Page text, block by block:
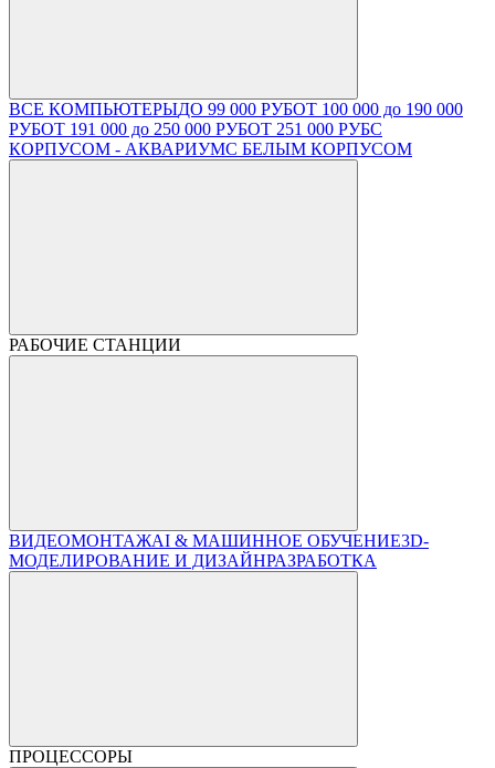
ВСЕ КОМПЬЮТЕРЫДО 99 000 РУБОТ 100 000 до 190 000
РУБОТ 191 000 до 250 000 РУБОТ 251 000 РУБС
КОРПУСОМ - АКВАРИУМС БЕЛЫМ КОРПУСОМ
РАБОЧИЕ СТАНЦИИ
ВИДЕОМОНТАЖAI & МАШИННОЕ ОБУЧЕНИЕ3D-
МОДЕЛИРОВАНИЕ И ДИЗАЙНРАЗРАБОТКА
ПРОЦЕССОРЫ